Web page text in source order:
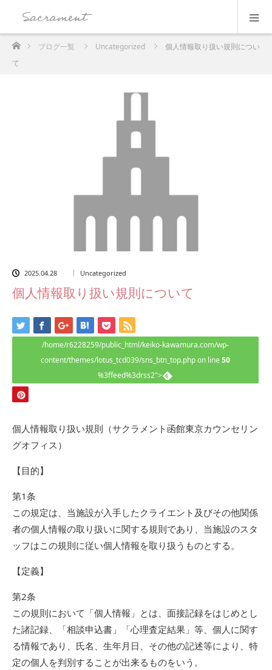
ホームブログ一覧 Uncategorized
個人情報取り扱い規則につい
て
2025.04.28 Uncategorized
個人情報取り扱い規則について
/home/r6228259/public_html/keiko-kawamura.com/wp-
content/themes/lotus_tcd039/sns_btn_top.php on line50
%3ffeed%3drss2">
個人情報取り扱い規則（サクラメント函館東京カウンセリン
グオフィス）
【目的】
第1条
この規定は、当施設が入手したクライエント及びその他関係
者の個人情報の取り扱いに関する規則であり、当施設のスタ
ッフはこの規則に従い個人情報を取り扱うものとする。
【定義】
第2条
この規則において「個人情報」とは、面接記録をはじめとし
た諸記録、「相談申込書」「心理査定結果」等、個人に関す
る情報であり、氏名、生年月日、その他の記述等により、特
定の個人を判別することが出来るものをいう。